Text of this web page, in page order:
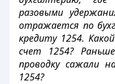
разовыми
отражается по
кредиту 1254.
счет 1254?
проводку сажали
1254?